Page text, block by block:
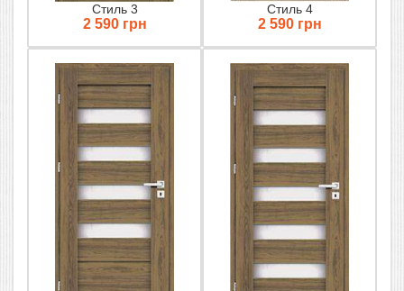
Стиль 3
2 590 грн
Стиль 4
2 590 грн